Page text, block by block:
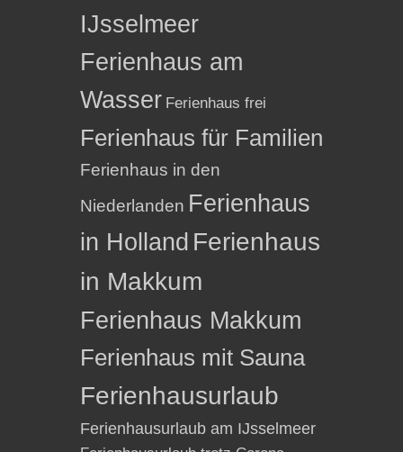
IJsselmeer
Ferienhaus am
Wasser Ferienhaus frei
Ferienhaus für Familien
Ferienhaus in den
Niederlanden Ferienhaus
in Holland Ferienhaus
in Makkum
Ferienhaus Makkum
Ferienhaus mit Sauna
Ferienhausurlaub
Ferienhausurlaub am IJsselmeer